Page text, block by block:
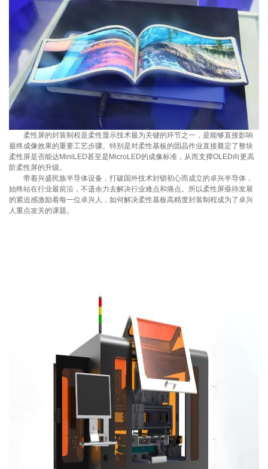
柔性屏的封装制程是柔性显示技术最为关键的环节之一，是能够直接影响
最终成像效果的重要工艺步骤。特别是对柔性基板的固晶作业直接奠定了整块
柔性屏是否能达MiniLED甚至是MicroLED的成像标准，从而支撑OLED向更高
阶柔性屏的升级。
带着兴盛民族半导体设备，打破国外技术封锁初心而成立的卓兴半导体，
始终站在行业最前沿，不遗余力去解决行业难点和痛点。所以柔性屏亟待发展
的紧迫感激励着每一位卓兴人，如何解决柔性基板高精度封装制程成为了卓兴
人重点攻关的课题。